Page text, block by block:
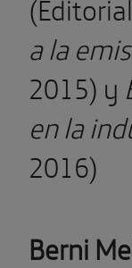
a la
2015) y
en la
2016)
Berni